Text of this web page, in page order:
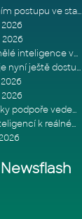
Bluebeam v propojeném pracovním postupu ve stavebnictví: Proč je int
2026
Tři překážky rozšiřování využití umělé inteligence ve stavebním prům
Autodesk Flex (platba za použití) je nyní ještě dostupnější
Udržujte vaše týmy produktivní díky podpoře vedené odborníky
Od experimentování s umělou inteligencí k reálnému dopadu na podniká